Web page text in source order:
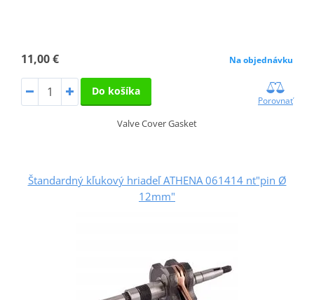
11,00 € Na objednávku
Do košíka
Porovnať
Valve Cover Gasket
Štandardný kľukový hriadeľ ATHENA 061414 nt"pin Ø
12mm"